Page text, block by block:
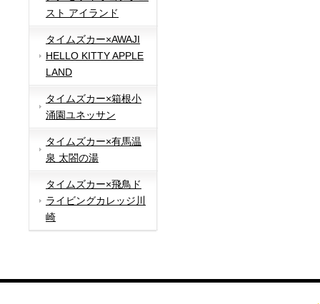
スト アイランド
タイムズカー×AWAJI
HELLO KITTY APPLE
LAND
タイムズカー×箱根小
涌園ユネッサン
タイムズカー×有馬温
泉 太閤の湯
タイムズカー×飛鳥ド
ライビングカレッジ川
崎